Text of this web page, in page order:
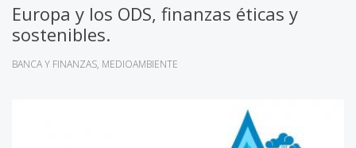
Europa y los ODS, finanzas éticas y
sostenibles.
BANCA Y FINANZAS MEDIOAMBIENTE